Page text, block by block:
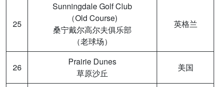
25
Sunningdale Golf Club
（Old Course)
桑宁戴尔高尔夫俱乐部
（老球场）
英格兰
26
Prairie Dunes
草原沙丘
美国